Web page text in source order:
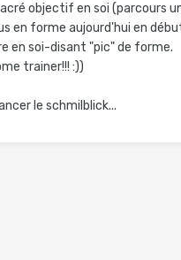
objectif en soi (parcours
en forme aujourd'hui en
en soi-disant "pic" de forme.
trainer!!! :))
le schmilblick...